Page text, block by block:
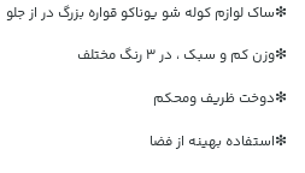
❇ساک لوازم کوله شو یوناکو قواره بزرگ در از جلو
❇وزن کم و سبک ، در ۳ رنگ مختلف
❇دوخت ظریف ومحکم
❇استفاده بهینه از فضا